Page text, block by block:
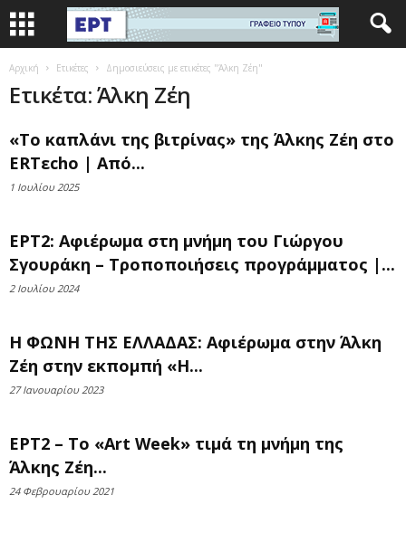
Αρχική Ετικέτες Δημοσιεύσεις με ετικέτες "Άλκη Ζέη"
Ετικέτα: Άλκη Ζέη
«Το καπλάνι της βιτρίνας» της Άλκης Ζέη στο
ERTεcho | Από...
1 Ιουλίου 2025
ΕΡΤ2: Αφιέρωμα στη μνήμη του Γιώργου
Σγουράκη – Τροποποιήσεις προγράμματος |...
2 Ιουλίου 2024
Η ΦΩΝΗ ΤΗΣ ΕΛΛΑΔΑΣ: Αφιέρωμα στην Άλκη
Ζέη στην εκπομπή «Η...
27 Ιανουαρίου 2023
ΕΡΤ2 – Το «Αrt Week» τιμά τη μνήμη της
Άλκης Ζέη...
24 Φεβρουαρίου 2021